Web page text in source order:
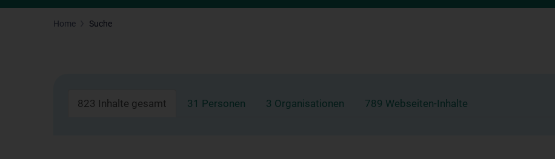
Home Suche
823 Inhalte gesamt 31 Personen 3 Organisationen 789 Webseiten-Inhalte